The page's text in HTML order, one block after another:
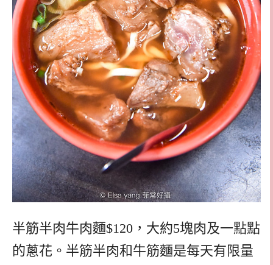
半筋半肉牛肉麵$120，大約5塊肉及一點點
的蔥花。半筋半肉和牛筋麵是每天有限量